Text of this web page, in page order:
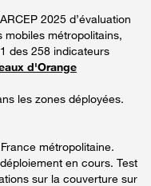
2025 d’évaluation
métropolitains,
des 258 indicateurs
d'Orange
les zones déployées.
métropolitaine.
en cours. Test
sur la couverture sur